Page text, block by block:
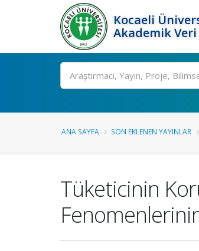
Kocaeli
Akademik
Ara
ANA SAYFA SON EKLENEN YAYINLAR
Tüketicinin